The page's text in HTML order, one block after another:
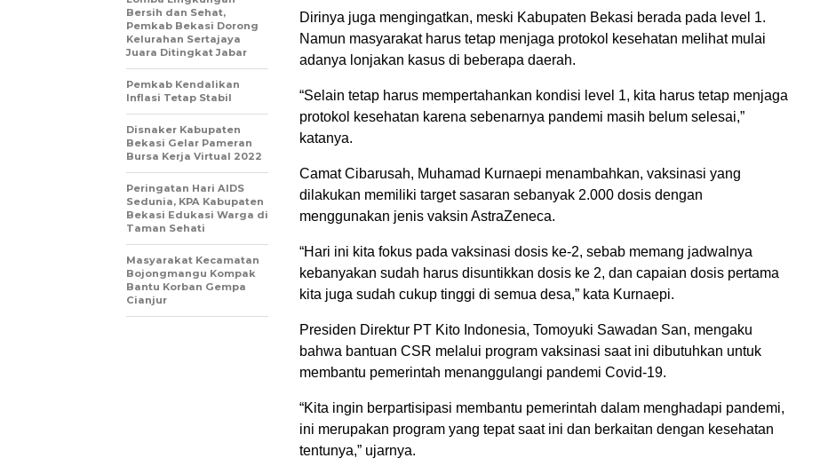
Dirinya juga mengingatkan, meski Kabupaten Bekasi berada pada level 1.
Namun masyarakat harus tetap menjaga protokol kesehatan melihat mulai
adanya lonjakan kasus di beberapa daerah.
“Selain tetap harus mempertahankan kondisi level 1, kita harus tetap menjaga
protokol kesehatan karena sebenarnya pandemi masih belum selesai,”
katanya.
Camat Cibarusah, Muhamad Kurnaepi menambahkan, vaksinasi yang
dilakukan memiliki target sasaran sebanyak 2.000 dosis dengan
menggunakan jenis vaksin AstraZeneca.
“Hari ini kita fokus pada vaksinasi dosis ke-2, sebab memang jadwalnya
kebanyakan sudah harus disuntikkan dosis ke 2, dan capaian dosis pertama
kita juga sudah cukup tinggi di semua desa,” kata Kurnaepi.
Presiden Direktur PT Kito Indonesia, Tomoyuki Sawadan San, mengaku
bahwa bantuan CSR melalui program vaksinasi saat ini dibutuhkan untuk
membantu pemerintah menanggulangi pandemi Covid-19.
“Kita ingin berpartisipasi membantu pemerintah dalam menghadapi pandemi,
ini merupakan program yang tepat saat ini dan berkaitan dengan kesehatan
tentunya,” ujarnya.
Bersih dan Sehat,
Pemkab Bekasi Dorong
Kelurahan Sertajaya
Juara Ditingkat Jabar
Pemkab Kendalikan
Inflasi Tetap Stabil
Disnaker Kabupaten
Bekasi Gelar Pameran
Bursa Kerja Virtual 2022
Peringatan Hari AIDS
Sedunia, KPA Kabupaten
Bekasi Edukasi Warga di
Taman Sehati
Masyarakat Kecamatan
Bojongmangu Kompak
Bantu Korban Gempa
Cianjur